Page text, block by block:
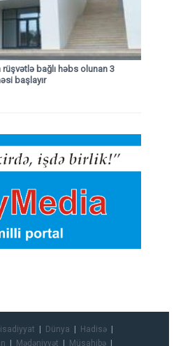
bağlı həbs olunan 3
başlayır
Dünya
Hadisə
Mədəniyyət Müsahibə